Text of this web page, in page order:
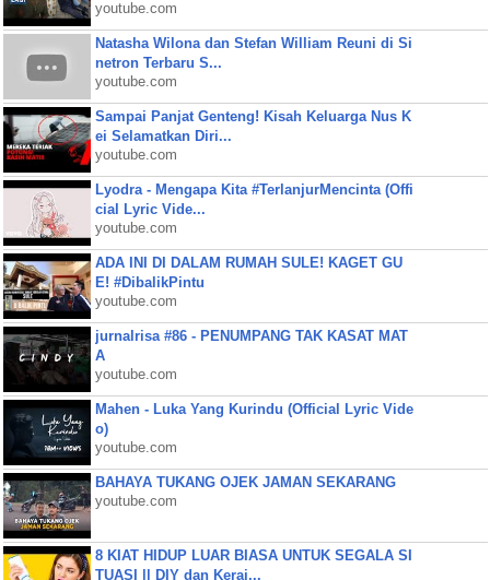
youtube.com
Natasha Wilona dan Stefan William Reuni di Si
netron Terbaru S...
youtube.com
Sampai Panjat Genteng! Kisah Keluarga Nus K
ei Selamatkan Diri...
youtube.com
Lyodra - Mengapa Kita #TerlanjurMencinta (Offi
cial Lyric Vide...
youtube.com
ADA INI DI DALAM RUMAH SULE! KAGET GU
E! #DibalikPintu
youtube.com
jurnalrisa #86 - PENUMPANG TAK KASAT MAT
A
youtube.com
Mahen - Luka Yang Kurindu (Official Lyric Vide
o)
youtube.com
BAHAYA TUKANG OJEK JAMAN SEKARANG
youtube.com
8 KIAT HIDUP LUAR BIASA UNTUK SEGALA SI
TUASI || DIY dan Keraj...